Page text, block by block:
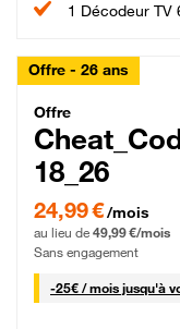
1 Décodeur TV
Offre - 26 ans
Offre
18_26
24,99 € par mois
24,99 €/mois
au lieu de 49,99 €/mois
Sans engagement
-25€ / mois25 € par
jusqu'à